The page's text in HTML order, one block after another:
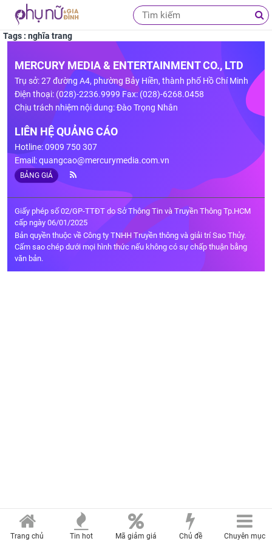
Tags : nghĩa trang
MERCURY MEDIA & ENTERTAINMENT CO., LTD
Trụ sở: 27 đường A4, phường Bảy Hiền, thành phố Hồ Chí Minh
Điện thoại: (028)-2236.9999 Fax: (028)-6268.0458
Chịu trách nhiệm nội dung: Đào Trọng Nhân
LIÊN HỆ QUẢNG CÁO
Hotline: 0909 750 307
Email:quangcao@mercurymedia.com.vn
BẢNG GIÁ
Giấy phép số 02/GP-TTĐT do Sở Thông Tin và Truyền Thông Tp.HCM
cấp ngày 06/01/2025
Bản quyền thuộc về Công ty TNHH Truyền thông và giải trí Sao Thủy.
Cấm sao chép dưới mọi hình thức nếu không có sự chấp thuận bằng
văn bản.
Trang chủ Tin hot Mã giảm giá Chủ đề Chuyên mục